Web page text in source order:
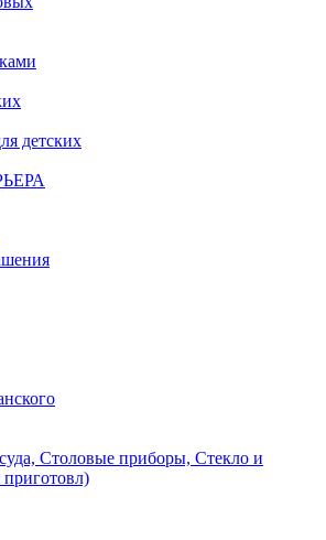
детских
Столовые приборы, Стекло и
приготовл)